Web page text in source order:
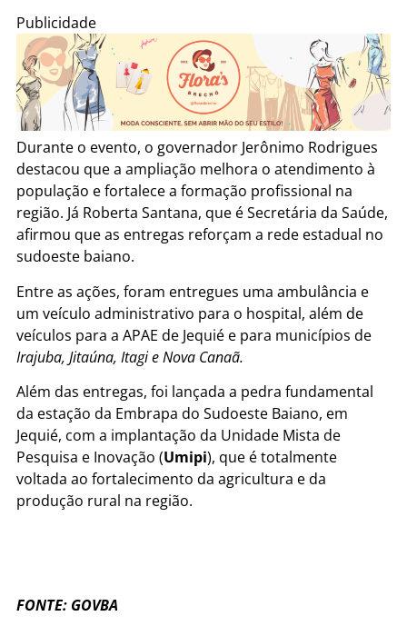
Publicidade
Durante o evento, o governador Jerônimo Rodrigues
destacou que a ampliação melhora o atendimento à
população e fortalece a formação profissional na
região. Já Roberta Santana, que é Secretária da Saúde,
afirmou que as entregas reforçam a rede estadual no
sudoeste baiano.
Entre as ações, foram entregues uma ambulância e
um veículo administrativo para o hospital, além de
veículos para a APAE de Jequié e para municípios de
Irajuba, Jitaúna, Itagi e Nova Canaã.
Além das entregas, foi lançada a pedra fundamental
da estação da Embrapa do Sudoeste Baiano, em
Jequié, com a implantação da Unidade Mista de
Pesquisa e Inovação (Umipi), que é totalmente
voltada ao fortalecimento da agricultura e da
produção rural na região.
FONTE: GOVBA